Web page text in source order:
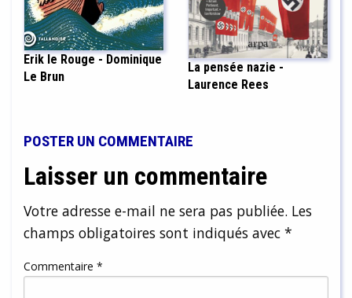
Erik le Rouge - Dominique
Le Brun
La pensée nazie -
Laurence Rees
POSTER UN COMMENTAIRE
Laisser un commentaire
Votre adresse e-mail ne sera pas publiée. Les
champs obligatoires sont indiqués avec *
Commentaire *